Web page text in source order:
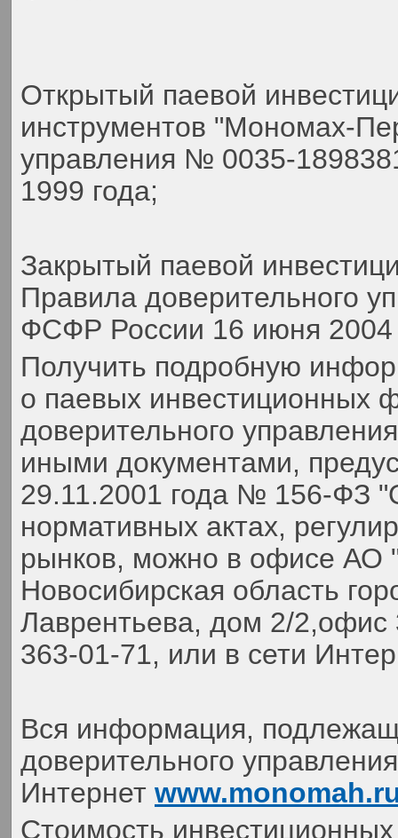
Открытый паевой
инструментов "Мономах-
управления № 0035-
1999 года;
Закрытый паевой
Правила доверительного
ФСФР России 16 июня 2004
Получить подробную
о паевых инвестиционных
доверительного
иными документами,
29.11.2001 года № 156-ФЗ
нормативных актах,
рынков, можно в офисе АО
Новосибирская область
Лаврентьева, дом 2/
363-01-71, или в сети
Вся информация,
доверительного
Интернет
Стоимость